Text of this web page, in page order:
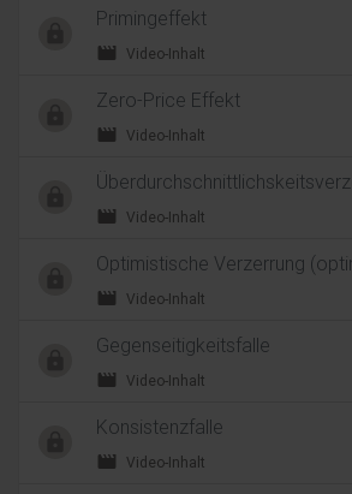
Primingeffekt
movie Video-Inhalt
Zero-Price Effekt
movie Video-Inhalt
movie Video-Inhalt
Optimistische Verzerrung
movie Video-Inhalt
Gegenseitigkeitsfalle
movie Video-Inhalt
Konsistenzfalle
movie Video-Inhalt